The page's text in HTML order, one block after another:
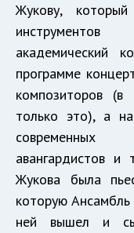
Жукову,
академический
программе
композиторов
только это), а
современных
авангардистов и
Жукова была
которую Ансамбль
ней вышел и